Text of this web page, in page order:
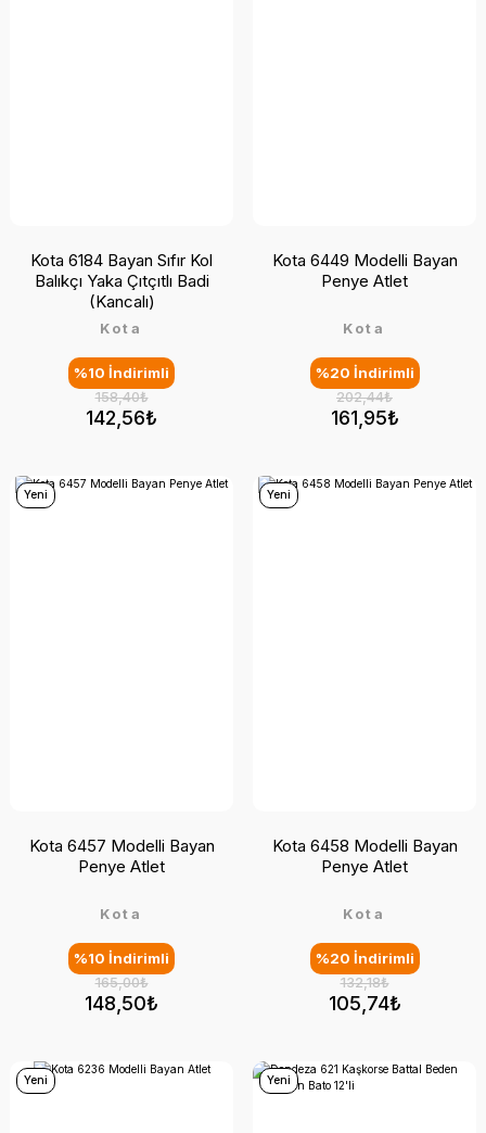
142,56₺
158,40₺
%10 İndirimli
Kota
Kota 6184 Bayan Sıfır Kol
Balıkçı Yaka Çıtçıtlı Badi
(Kancalı)
161,95₺
202,44₺
%20 İndirimli
Kota
Kota 6449 Modelli Bayan
Penye Atlet
Yeni
148,50₺
165,00₺
%10 İndirimli
Kota
Kota 6457 Modelli Bayan
Penye Atlet
Yeni
105,74₺
132,18₺
%20 İndirimli
Kota
Kota 6458 Modelli Bayan
Penye Atlet
Yeni Yeni